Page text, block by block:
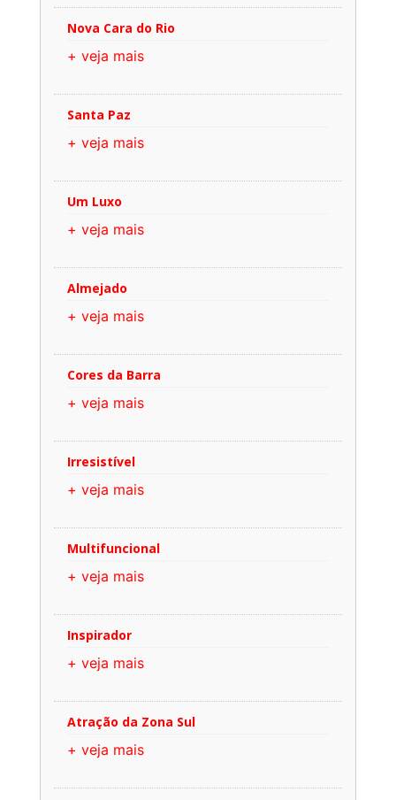
Nova Cara do Rio
+ veja mais
Santa Paz
+ veja mais
Um Luxo
+ veja mais
Almejado
+ veja mais
Cores da Barra
+ veja mais
Irresistível
+ veja mais
Multifuncional
+ veja mais
Inspirador
+ veja mais
Atração da Zona Sul
+ veja mais